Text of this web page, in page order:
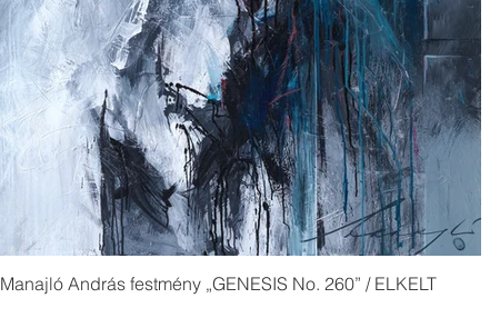
Manajló András festmény „GENESIS No. 260” / ELKELT